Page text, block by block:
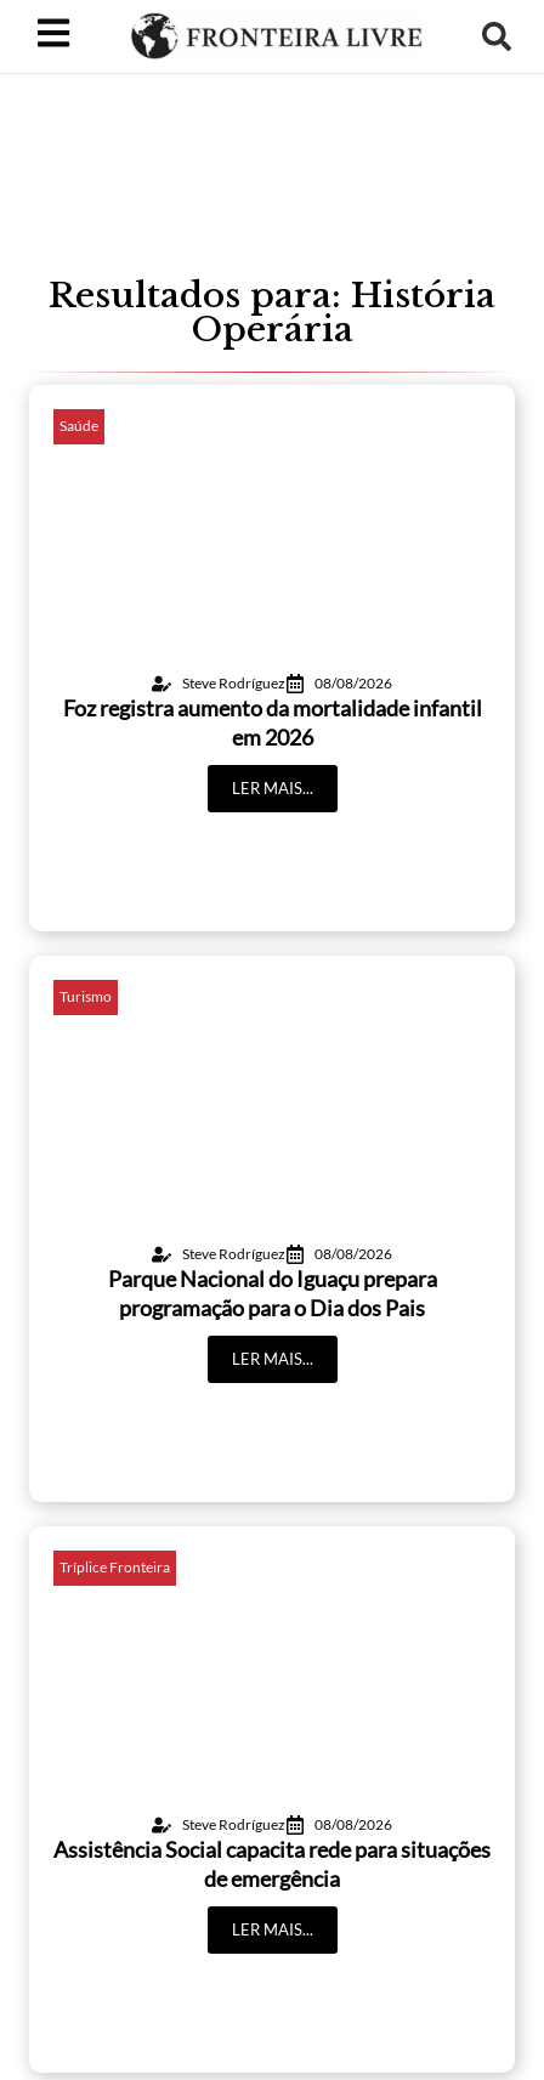
Resultados para: História
Operária
Saúde
Steve Rodríguez 08/08/2026
Foz registra aumento da mortalidade infantil
em 2026
LER MAIS...
Turismo
Steve Rodríguez 08/08/2026
Parque Nacional do Iguaçu prepara
programação para o Dia dos Pais
LER MAIS...
Tríplice Fronteira
Steve Rodríguez 08/08/2026
Assistência Social capacita rede para situações
de emergência
LER MAIS...